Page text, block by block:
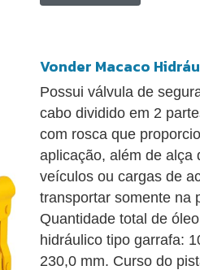
Vonder Macaco
Possui válvula de
cabo dividido em 2
com rosca que
aplicação, além de alça
veículos ou cargas de
transportar somente na
Quantidade total de
hidráulico tipo garrafa:
230,0 mm. Curso do